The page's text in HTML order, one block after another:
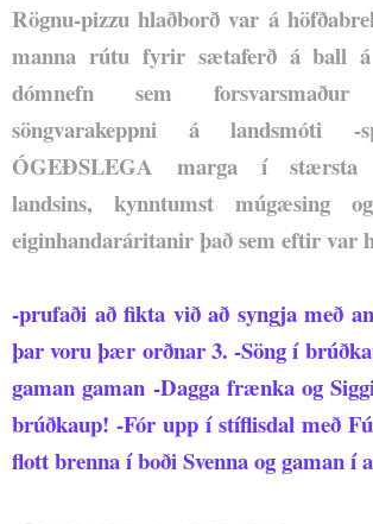
Rögnu-pizzu hlaðborð var á
manna rútu fyrir sætaferð á ball
dómnefn sem
söngvarakeppni á landsmóti
-
ÓGEÐSLEGA marga í stærsta
landsins, kynntumst múgæsing
eiginhandaráritanir það sem eftir var
-prufaði að fikta við að syngja með
þar voru þær orðnar 3. -Söng í
gaman gaman -Dagga frænka og
brúðkaup! -Fór upp í stíflisdal með
flott brenna í boði Svenna og gaman í